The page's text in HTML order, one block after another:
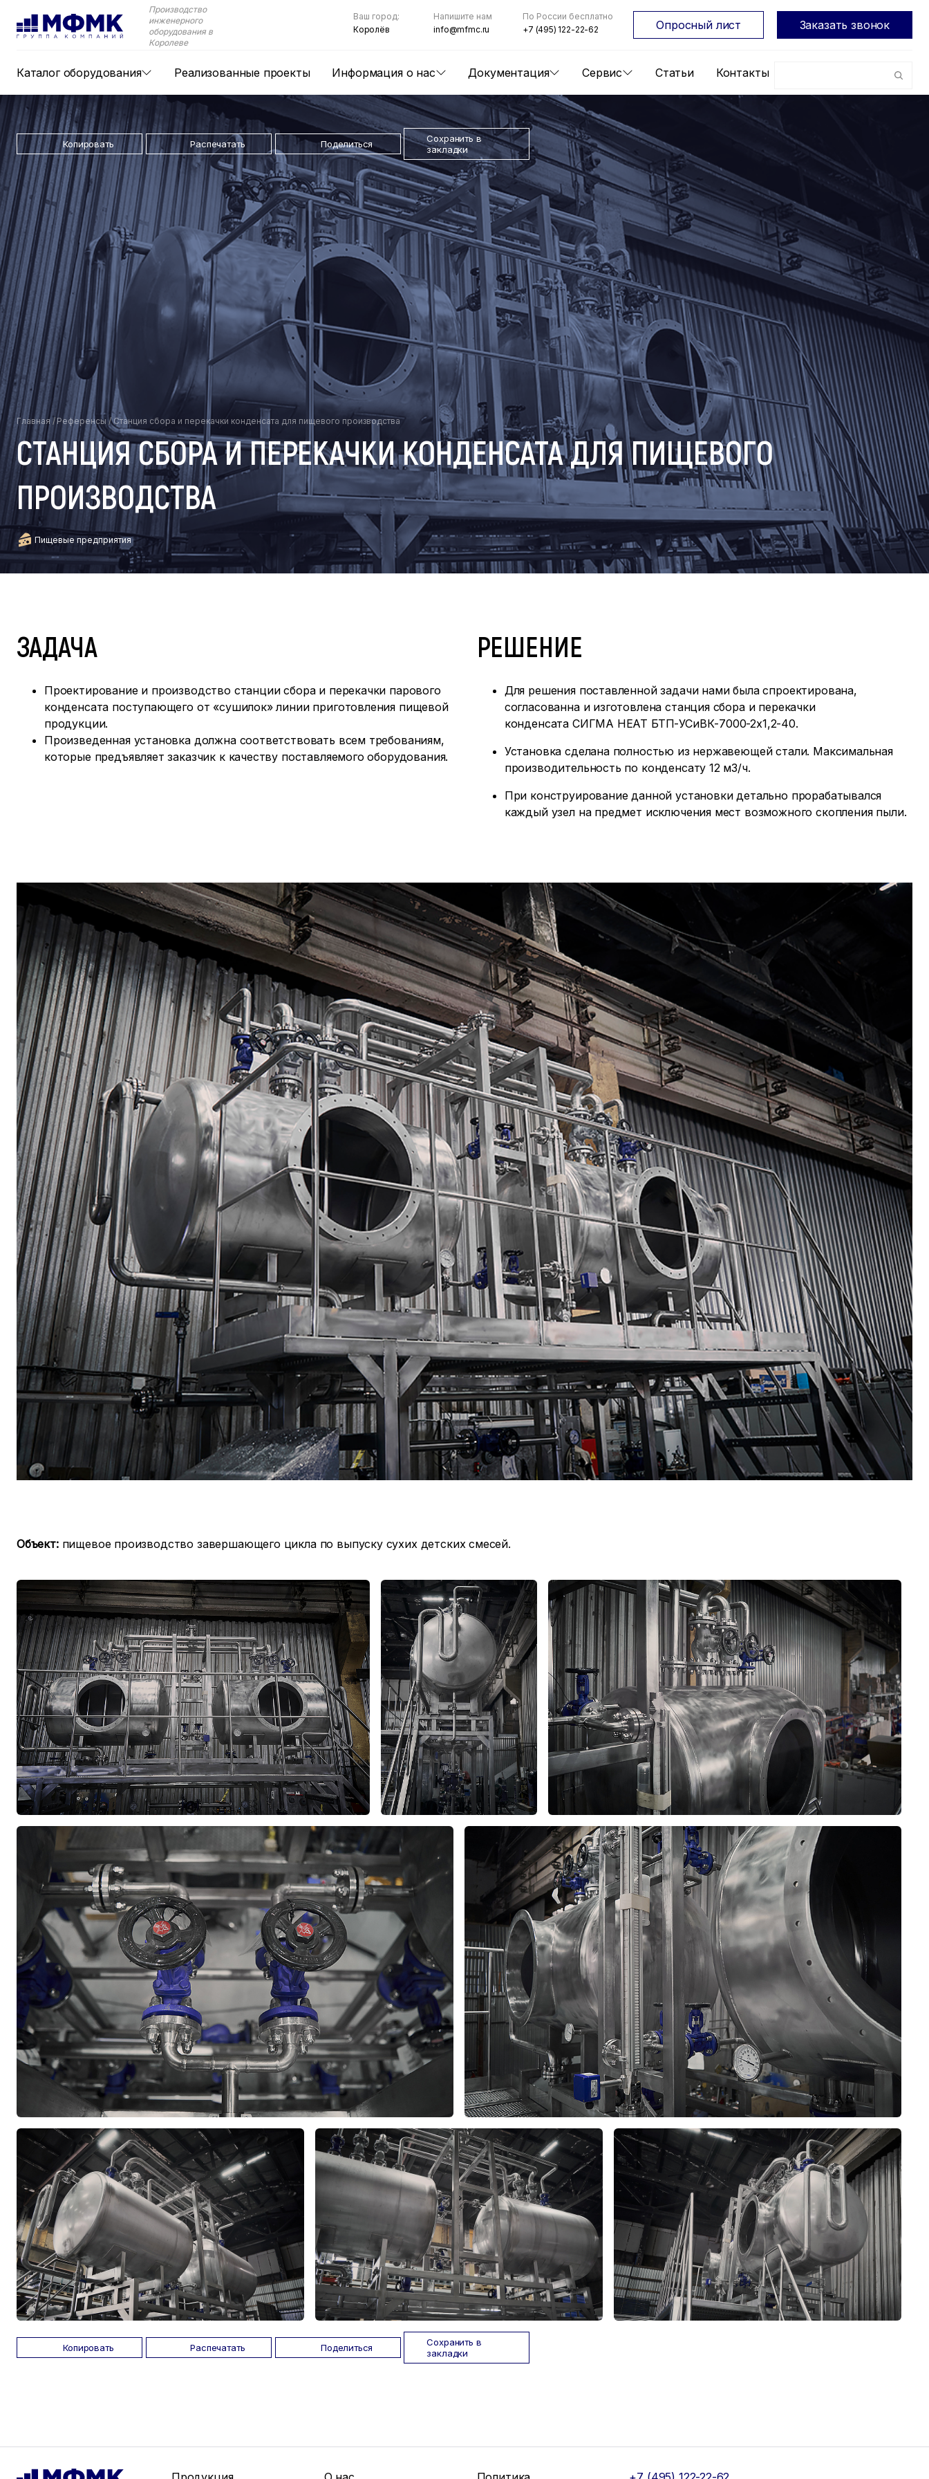
Производство
инженерного
оборудования в
Королеве
Каталог оборудования Реализованные проекты Информация о нас Документация Сервис Статьи Контакты
Ваш город:
Королёв
Напишите нам
info@mfmc.ru
По России бесплатно
+7 (495) 122-22-62
Опросный лист Заказать звонок
Копировать Распечатать Поделиться
Сохранить в
закладки
Главная/Референсы /Станция сбора и перекачки конденсата для пищевого производства
СТАНЦИЯ СБОРА И ПЕРЕКАЧКИ КОНДЕНСАТА ДЛЯ ПИЩЕВОГО
ПРОИЗВОДСТВА
Пищевые предприятия
ЗАДАЧА
Проектирование и производство станции сбора и перекачки парового
конденсата поступающего от «сушилок» линии приготовления пищевой
продукции.
Произведенная установка должна соответствовать всем требованиям,
которые предъявляет заказчик к качеству поставляемого оборудования.
РЕШЕНИЕ
Для решения поставленной задачи нами была спроектирована,
согласованна и изготовлена станция сбора и перекачки
конденсата СИГМА HEAT БТП-УСиВК-7000-2х1,2-40.
Установка сделана полностью из нержавеющей стали. Максимальная
производительность по конденсату 12 м3/ч.
При конструирование данной установки детально прорабатывался
каждый узел на предмет исключения мест возможного скопления пыли.
Объект:пищевое производство завершающего цикла по выпуску сухих детских смесей.
Копировать Распечатать Поделиться
Сохранить в
закладки